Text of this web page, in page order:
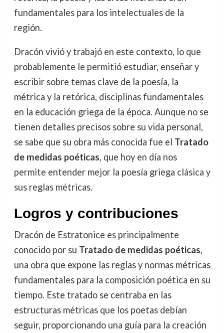
fundamentales para los intelectuales de la
región.
Dracón vivió y trabajó en este contexto, lo que
probablemente le permitió estudiar, enseñar y
escribir sobre temas clave de la poesía, la
métrica y la retórica, disciplinas fundamentales
en la educación griega de la época. Aunque no se
tienen detalles precisos sobre su vida personal,
se sabe que su obra más conocida fue el Tratado
de medidas poéticas, que hoy en día nos
permite entender mejor la poesía griega clásica y
sus reglas métricas.
Logros y contribuciones
Dracón de Estratonice es principalmente
conocido por su Tratado de medidas poéticas,
una obra que expone las reglas y normas métricas
fundamentales para la composición poética en su
tiempo. Este tratado se centraba en las
estructuras métricas que los poetas debían
seguir, proporcionando una guía para la creación